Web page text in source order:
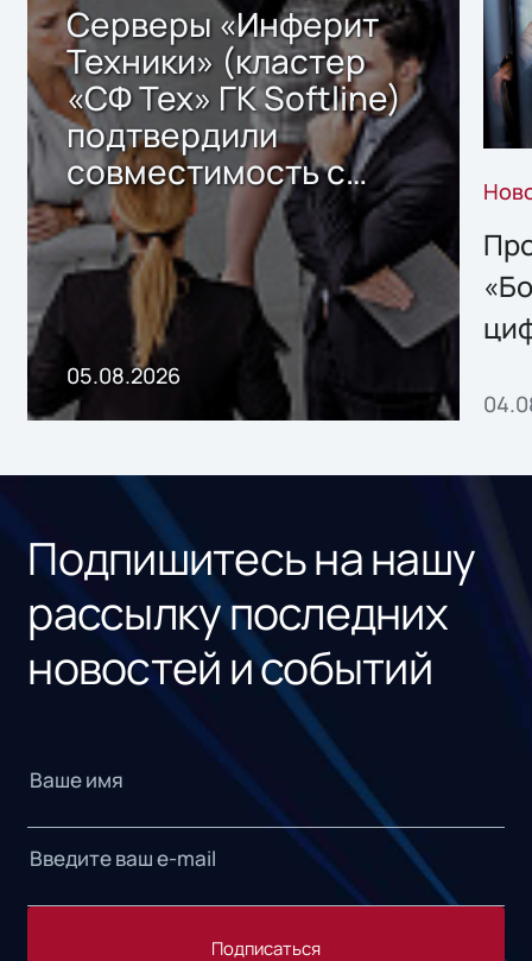
Серверы «Инферит
Техники» (кластер
«СФ Тех» ГК Softline)
подтвердили
совместимость с
решением Sharx
Storage 2.x для
хранения данных
05.08.2026
Подпишитесь на нашу
рассылку последних
новостей и событий
Подписаться